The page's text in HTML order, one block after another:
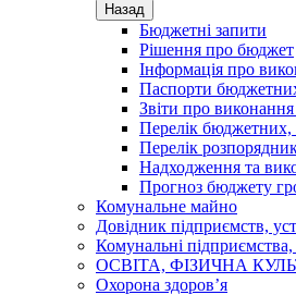
Назад
Бюджетні запити
Рішення про бюджет
Інформація про
Паспорти
Звіти про
Перелік бюджетних,
Перелік
Надходження та
Прогноз бюджету
Комунальне майно
Довідник підприємств,
Комунальні підприємства,
ОСВІТА, ФІЗИЧНА
Охорона здоров’я